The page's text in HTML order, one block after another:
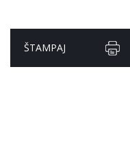
ŠTAMPAJ